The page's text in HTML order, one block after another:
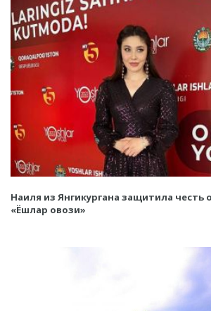
Наиля из Янгикургана защитила честь
«Ёшлар овози»